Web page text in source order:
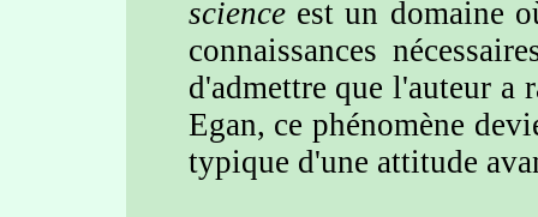
scienceest un domaine
connaissances
d'admettre que l'auteur a
Egan, ce phénomène
typique d'une attitude